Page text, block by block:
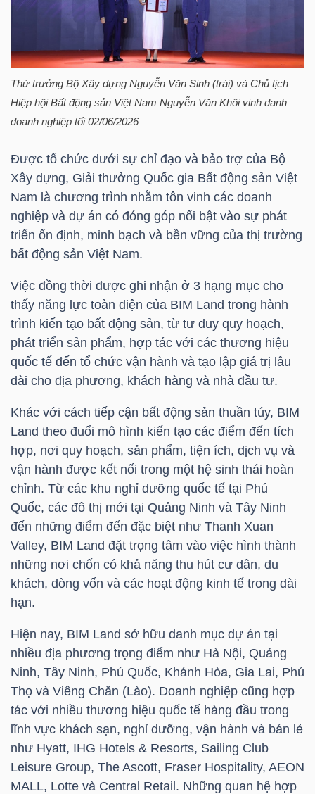
Thứ trưởng Bộ Xây dựng Nguyễn Văn Sinh (trái) và Chủ tịch
Hiệp hội Bất động sản Việt Nam Nguyễn Văn Khôi vinh danh
doanh nghiệp tối 02/06/2026
Được tổ chức dưới sự chỉ đạo và bảo trợ của Bộ
Xây dựng, Giải thưởng Quốc gia Bất động sản Việt
Nam là chương trình nhằm tôn vinh các doanh
nghiệp và dự án có đóng góp nổi bật vào sự phát
triển ổn định, minh bạch và bền vững của thị trường
bất động sản Việt Nam.
Việc đồng thời được ghi nhận ở 3 hạng mục cho
thấy năng lực toàn diện của BIM Land trong hành
trình kiến tạo bất động sản, từ tư duy quy hoạch,
phát triển sản phẩm, hợp tác với các thương hiệu
quốc tế đến tổ chức vận hành và tạo lập giá trị lâu
dài cho địa phương, khách hàng và nhà đầu tư.
Khác với cách tiếp cận bất động sản thuần túy, BIM
Land theo đuổi mô hình kiến tạo các điểm đến tích
hợp, nơi quy hoạch, sản phẩm, tiện ích, dịch vụ và
vận hành được kết nối trong một hệ sinh thái hoàn
chỉnh. Từ các khu nghỉ dưỡng quốc tế tại Phú
Quốc, các đô thị mới tại Quảng Ninh và Tây Ninh
đến những điểm đến đặc biệt như Thanh Xuan
Valley, BIM Land đặt trọng tâm vào việc hình thành
những nơi chốn có khả năng thu hút cư dân, du
khách, dòng vốn và các hoạt động kinh tế trong dài
hạn.
Hiện nay, BIM Land sở hữu danh mục dự án tại
nhiều địa phương trọng điểm như Hà Nội, Quảng
Ninh, Tây Ninh, Phú Quốc, Khánh Hòa, Gia Lai, Phú
Thọ và Viêng Chăn (Lào). Doanh nghiệp cũng hợp
tác với nhiều thương hiệu quốc tế hàng đầu trong
lĩnh vực khách sạn, nghỉ dưỡng, vận hành và bán lẻ
như Hyatt, IHG Hotels & Resorts, Sailing Club
Leisure Group, The Ascott, Fraser Hospitality, AEON
MALL, Lotte và Central Retail. Những quan hệ hợp
ĐÔNG
DƯƠNG
CHÍNH
CÁ
NHÂN
PHÂN
TÍCH
VIETSTOCKFINANCE
VĨ
NGÀNH
DOANH
NGHIỆP
PHIẾU
PHÁI
TRÁI